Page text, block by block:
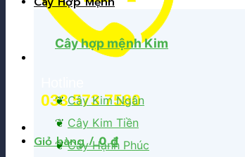
033 573 7580
Giỏ hàng /0₫
Cây hợp mệnh Kim
❦ Cây Kim Ngân
❦ Cây Kim Tiền
❦ Cây Hạnh Phúc